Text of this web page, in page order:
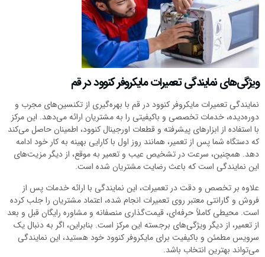
ویژگی‌های نمایندگی تعمیرات مایکروفر کنوود در قم
نمایندگی تعمیرات مایکروفر کنوود در قم با بهره‌گیری از تکنسین‌های مجرب و
دوره‌دیده، خدمات تخصصی و باکیفیتی را به مشتریان ارائه می‌دهد. این مرکز
با استفاده از ابزارهای پیشرفته و قطعات اورجینال کنوود، اطمینان حاصل می‌کند
که دستگاه شما پس از تعمیر، همانند روز اول با کارایی بهینه به کار خود ادامه
دهد. همچنین، سرعت در تشخیص عیب و تعمیر به موقع، از دیگر مزیت‌های
این نمایندگی است که باعث رضایت مشتریان شده است.
علاوه بر تخصص و دقت در تعمیرات، این نمایندگی با ارائه خدمات پس از
فروش و گارانتی معتبر روی تعمیرات انجام شده، اعتماد مشتریان را جلب کرده
است. محیطی کاملاً حرفه‌ای، قیمت‌گذاری منصفانه و مشاوره رایگان قبل و بعد
از تعمیر، از دیگر ویژگی‌های برجسته این مرکز است. بنابراین، اگر به دنبال یک
سرویس مطمئن و باکیفیت برای مایکروفر کنوود خود هستید، این نمایندگی
می‌تواند بهترین انتخاب باشد.